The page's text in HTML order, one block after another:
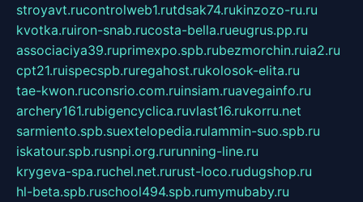
stroyavt.rucontrolweb1.rutdsak74.rukinzozo-ru.ru
kvotka.ruiron-snab.rucosta-bella.rueugrus.pp.ru
associaciya39.ruprimexpo.spb.rubezmorchin.ruia2.ru
cpt21.ruispecspb.ruregahost.rukolosok-elita.ru
tae-kwon.ruconsrio.com.ruinsiam.ruavegainfo.ru
archery161.rubigencyclica.ruvlast16.rukorru.net
sarmiento.spb.suextelopedia.rulammin-suo.spb.ru
iskatour.spb.rusnpi.org.rurunning-line.ru
krygeva-spa.ruchel.net.rurust-loco.rudugshop.ru
hl-beta.spb.ruschool494.spb.rumymubaby.ru